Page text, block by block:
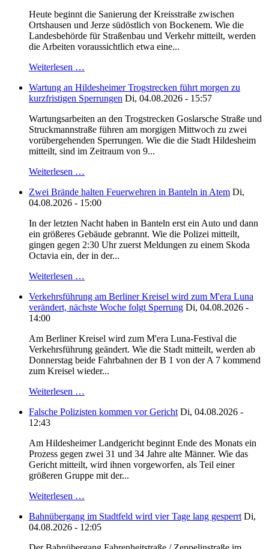
Heute beginnt die Sanierung der Kreisstraße zwischen
Ortshausen und Jerze südöstlich von Bockenem. Wie die
Landesbehörde für Straßenbau und Verkehr mitteilt, werden
die Arbeiten voraussichtlich etwa eine...
Weiterlesen …
Wartung an Hildesheimer Trogstrecken führt morgen zu
kurzfristigen Sperrungen Di, 04.08.2026 - 15:57
Wartungsarbeiten an den Trogstrecken Goslarsche Straße und
Struckmannstraße führen am morgigen Mittwoch zu zwei
vorübergehenden Sperrungen. Wie die die Stadt Hildesheim
mitteilt, sind im Zeitraum von 9...
Weiterlesen …
Zwei Brände halten Feuerwehren in Banteln in Atem Di,
04.08.2026 - 15:00
In der letzten Nacht haben in Banteln erst ein Auto und dann
ein größeres Gebäude gebrannt. Wie die Polizei mitteilt,
gingen gegen 2:30 Uhr zuerst Meldungen zu einem Skoda
Octavia ein, der in der...
Weiterlesen …
Verkehrsführung am Berliner Kreisel wird zum M'era Luna
verändert, nächste Woche folgt Sperrung Di, 04.08.2026 -
14:00
Am Berliner Kreisel wird zum M'era Luna-Festival die
Verkehrsführung geändert. Wie die Stadt mitteilt, werden ab
Donnerstag beide Fahrbahnen der B 1 von der A 7 kommend
zum Kreisel wieder...
Weiterlesen …
Falsche Polizisten kommen vor Gericht Di, 04.08.2026 -
12:43
Am Hildesheimer Landgericht beginnt Ende des Monats ein
Prozess gegen zwei 31 und 34 Jahre alte Männer. Wie das
Gericht mitteilt, wird ihnen vorgeworfen, als Teil einer
größeren Gruppe mit der...
Weiterlesen …
Bahnübergang im Stadtfeld wird vier Tage lang gesperrt Di,
04.08.2026 - 12:05